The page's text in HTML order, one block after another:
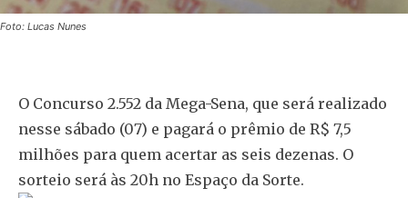
Foto: Lucas Nunes
O Concurso 2.552 da Mega-Sena, que será realizado
nesse sábado (07) e pagará o prêmio de R$ 7,5
milhões para quem acertar as seis dezenas. O
sorteio será às 20h no Espaço da Sorte.